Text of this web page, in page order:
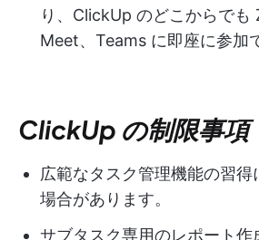
り、ClickUp のどこからで
Meet、Teams に即座に参加
ClickUp の制限事項
広範なタスク管理機能の習得
場合があります。
サブタスク専用のレポート作